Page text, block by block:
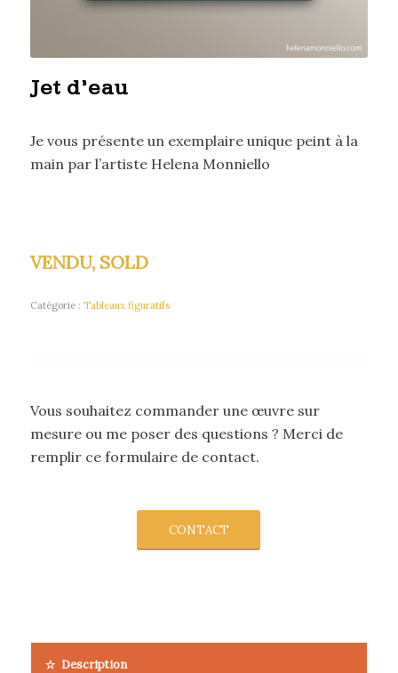
Jet d’eau
Je vous présente un exemplaire unique peint à la
main par l’artiste Helena Monniello
VENDU, SOLD
Catégorie : Tableaux figuratifs
Vous souhaitez commander une œuvre sur
mesure ou me poser des questions ? Merci de
remplir ce formulaire de contact.
CONTACT
Description